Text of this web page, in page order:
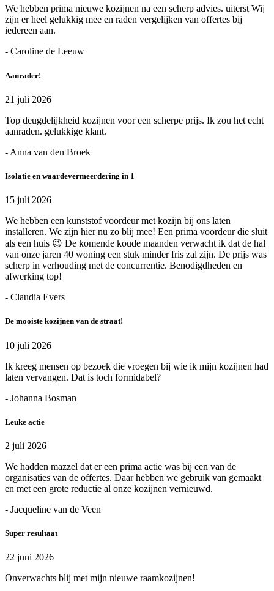
We hebben prima nieuwe kozijnen na een scherp advies. uiterst Wij
zijn er heel gelukkig mee en raden vergelijken van offertes bij
iedereen aan.
- Caroline de Leeuw
Aanrader!
21 juli 2026
Top deugdelijkheid kozijnen voor een scherpe prijs. Ik zou het echt
aanraden. gelukkige klant.
- Anna van den Broek
Isolatie en waardevermeerdering in 1
15 juli 2026
We hebben een kunststof voordeur met kozijn bij ons laten
installeren. We zijn hier nu zo blij mee! Een prima voordeur die sluit
als een huis 😉 De komende koude maanden verwacht ik dat de hal
van onze jaren 40 woning een stuk minder fris zal zijn. De prijs was
scherp in verhouding met de concurrentie. Benodigdheden en
afwerking top!
- Claudia Evers
De mooiste kozijnen van de straat!
10 juli 2026
Ik kreeg mensen op bezoek die vroegen bij wie ik mijn kozijnen had
laten vervangen. Dat is toch formidabel?
- Johanna Bosman
Leuke actie
2 juli 2026
We hadden mazzel dat er een prima actie was bij een van de
organisaties van de offertes. Daar hebben we gebruik van gemaakt
en met een grote reductie al onze kozijnen vernieuwd.
- Jacqueline van de Veen
Super resultaat
22 juni 2026
Onverwachts blij met mijn nieuwe raamkozijnen!